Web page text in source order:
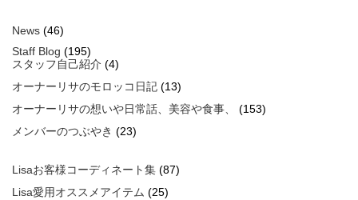
News (46)
Staff Blog (195)
スタッフ自己紹介 (4)
オーナーリサのモロッコ日記 (13)
オーナーリサの想いや日常話、美容や食事、
(153)
メンバーのつぶやき (23)
Lisaお客様コーディネート集 (87)
Lisa愛用オススメアイテム (25)